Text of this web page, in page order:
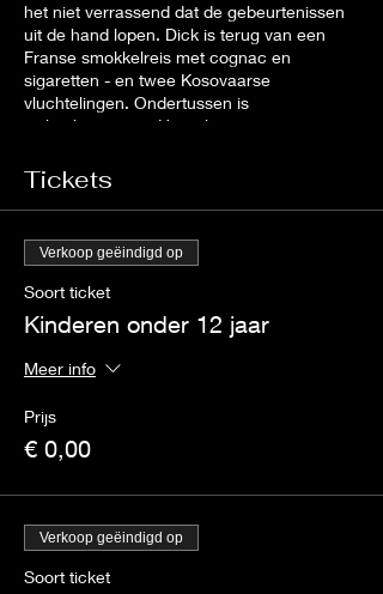
het niet verrassend dat de gebeurtenissen
uit de hand lopen. Dick is terug van een
Franse smokkelreis met cognac en
sigaretten - en twee Kosovaarse
vluchtelingen. Ondertussen is
ziekenhuisportier Harry begonnen aan een
betrokken zijn) om de prijs te verlagen voor
het huis dat Tom en Linda willen kopen. Er
ontstaat een hilarische chaos, waarbij Tom
steeds wildere verklaringen moet verzinnen
om Linda, mevrouw Potter en een
wantrouwende politieagent tevreden te
Tickets
Verkoop geëindigd op
Soort ticket
Kinderen onder 12 jaar
Meer info
Prijs
€ 0,00
Verkoop geëindigd op
Soort ticket